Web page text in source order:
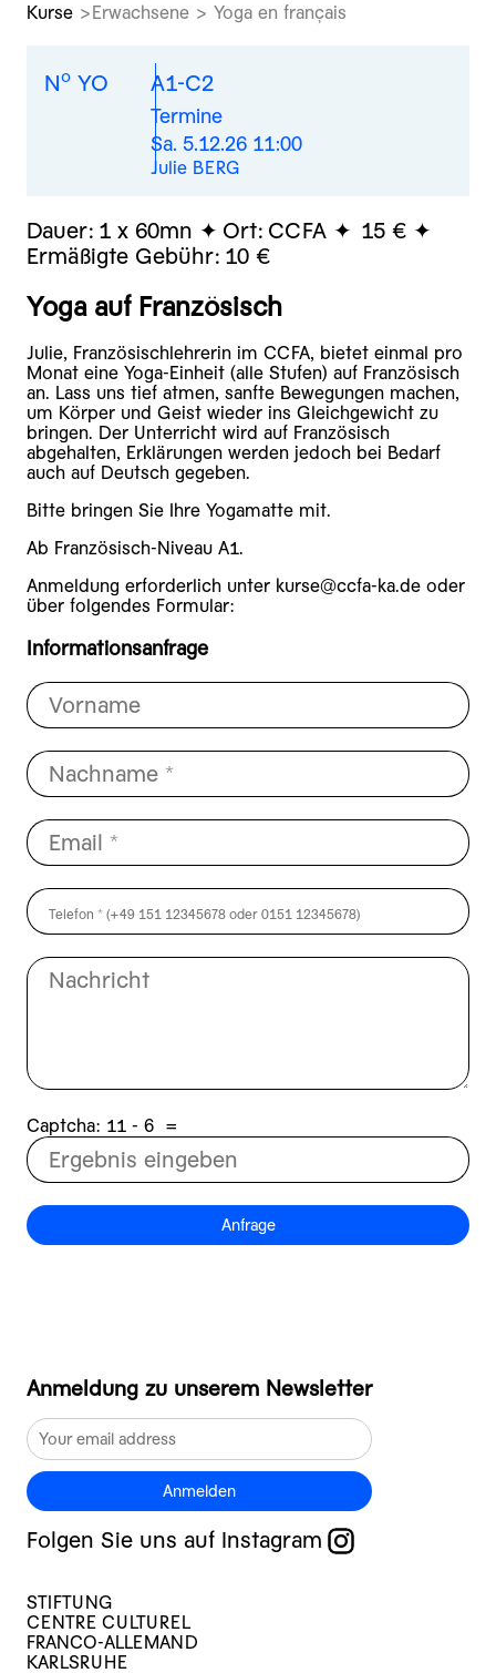
Kurse Erwachsene > Yoga en français
No YO A1-C2
Termine
Sa. 5.12.26 11:00
Julie BERG
Dauer: 1 x 60mn Ort: CCFA
15 €
Ermäßigte Gebühr: 10 €
Yoga auf Französisch
Julie, Französischlehrerin im CCFA, bietet einmal pro
Monat eine Yoga-Einheit (alle Stufen) auf Französisch
an. Lass uns tief atmen, sanfte Bewegungen machen,
um Körper und Geist wieder ins Gleichgewicht zu
bringen. Der Unterricht wird auf Französisch
abgehalten, Erklärungen werden jedoch bei Bedarf
auch auf Deutsch gegeben.
Bitte bringen Sie Ihre Yogamatte mit.
Ab Französisch-Niveau A1.
Anmeldung erforderlich unter kurse@ccfa-ka.de oder
über folgendes Formular:
Informationsanfrage
Captcha: 6 - 11 =
Anfrage
Anmeldung zu unserem Newsletter
Anmelden
Folgen Sie uns auf Instagram
STIFTUNG
CENTRE CULTUREL
FRANCO-ALLEMAND
KARLSRUHE